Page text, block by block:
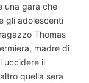
una gara che
gli adolescenti
Thomas
madre di
uccidere il
quella sera